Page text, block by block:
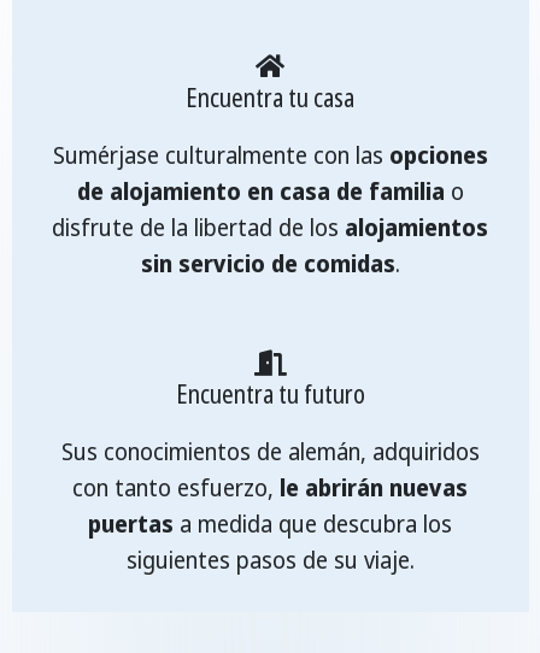
Encuentra tu casa
Sumérjase culturalmente con las opciones
de alojamiento en casa de familia o
disfrute de la libertad de los alojamientos
sin servicio de comidas.
Encuentra tu futuro
Sus conocimientos de alemán, adquiridos
con tanto esfuerzo, le abrirán nuevas
puertas a medida que descubra los
siguientes pasos de su viaje.